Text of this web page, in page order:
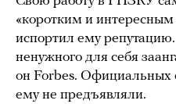
«коротким и
испортил ему
ненужного для себя
он Forbes. Официальных
ему не предъявляли.